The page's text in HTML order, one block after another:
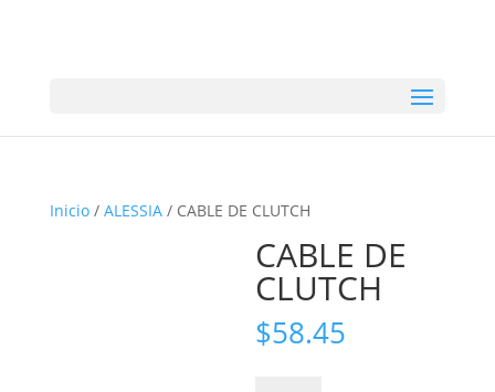
Inicio/ ALESSIA/ CABLE DE CLUTCH
CABLE DE
CLUTCH
$58.45